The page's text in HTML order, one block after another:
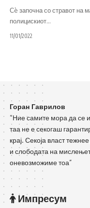
Сè започна со стравот на
полицискиот…
11/01/2022
Горан Гаврилов
“Ние самите мора да се
таа не е секогаш
крај. Секоја власт
и слободата на
оневозможиме тоа”
Импресум